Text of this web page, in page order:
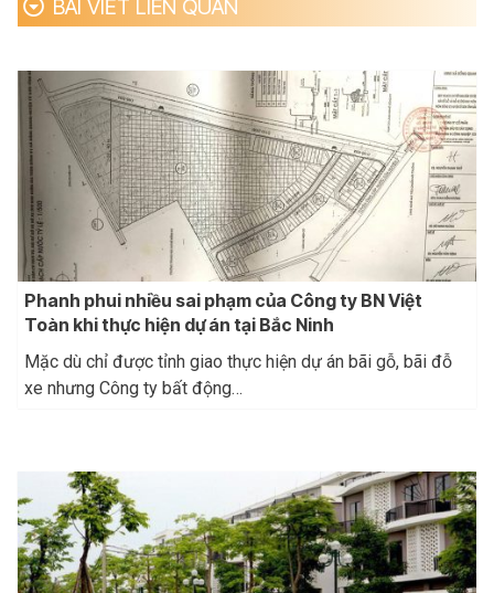
BÀI VIẾT LIÊN QUAN
Phanh phui nhiều sai phạm của Công ty BN Việt
Toàn khi thực hiện dự án tại Bắc Ninh
Mặc dù chỉ được tỉnh giao thực hiện dự án bãi gỗ, bãi đỗ
xe nhưng Công ty bất động…